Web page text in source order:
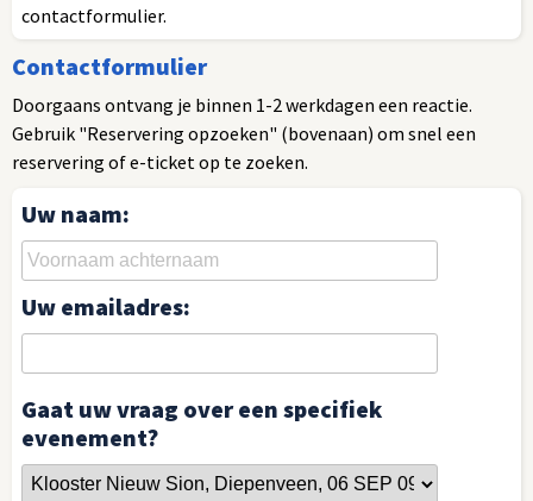
contactformulier.
Contactformulier
Doorgaans ontvang je binnen 1-2 werkdagen een reactie.
Gebruik "Reservering opzoeken" (bovenaan) om snel een
reservering of e-ticket op te zoeken.
Uw naam:
Uw emailadres:
Gaat uw vraag over een specifiek
evenement?